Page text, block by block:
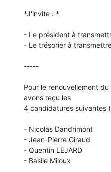
*J'invite : *
- Le président à
- Le trésorier à
-----
Pour le renouvellement
avons reçu les
4 candidatures suivantes
- Nicolas Dandrimont
- Jean-Pierre Giraud
- Quentin LEJARD
- Basile Miloux